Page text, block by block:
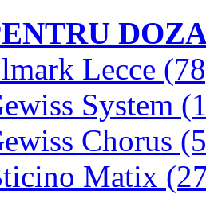
Lecce
System
Chorus
Matix